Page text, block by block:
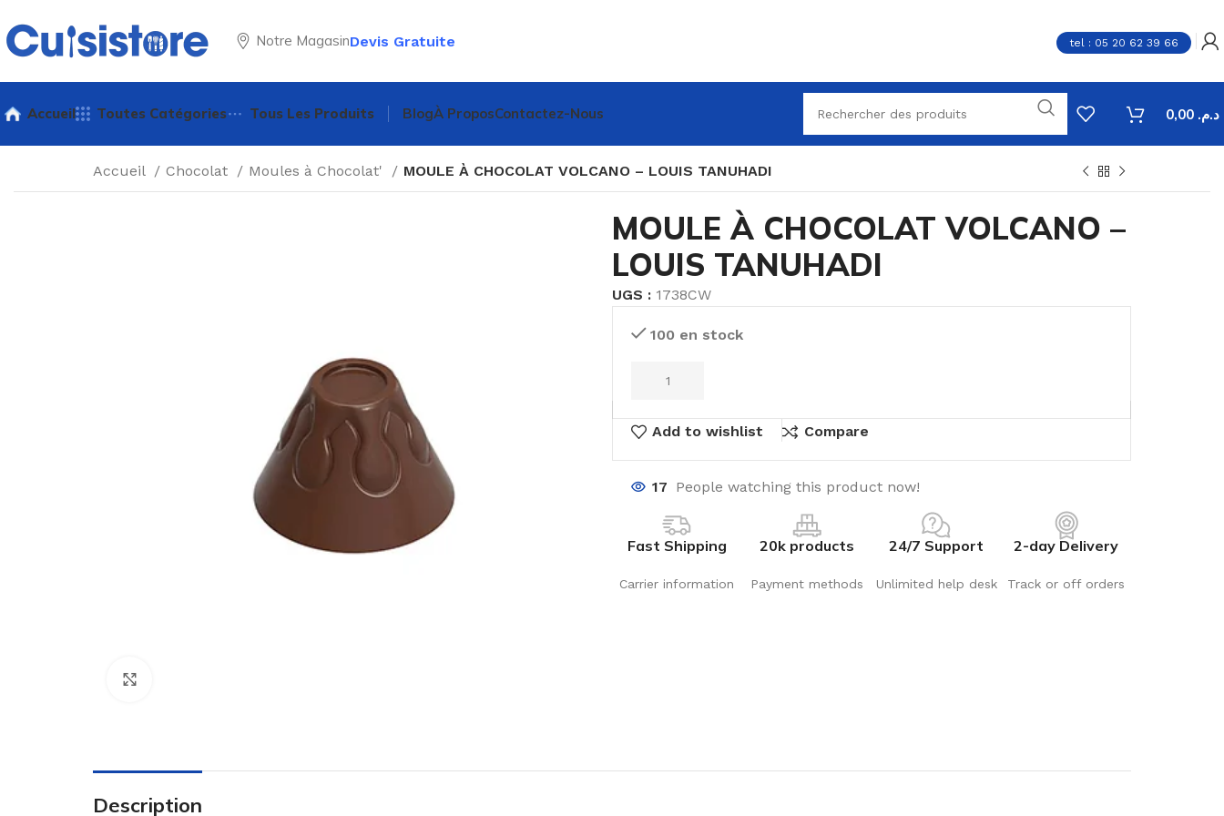
Notre MagasinDevis Gratuite tel : 05 20 62 39 66
Accueil Toutes Catégories Tous Les Produits BlogÀ ProposContactez-Nous د.م.
Accueil Chocolat Moules à Chocolat' MOULE À CHOCOLAT VOLCANO – LOUIS TANUHADI
MOULE À CHOCOLAT VOLCANO –
LOUIS TANUHADI
UGS : 1738CW
100 en stock
Add to wishlist Compare
17 People watching this product now!
Fast Shipping
Carrier information
20k products
Payment methods
24/7 Support
Unlimited help desk
2-day Delivery
Track or off orders
Description